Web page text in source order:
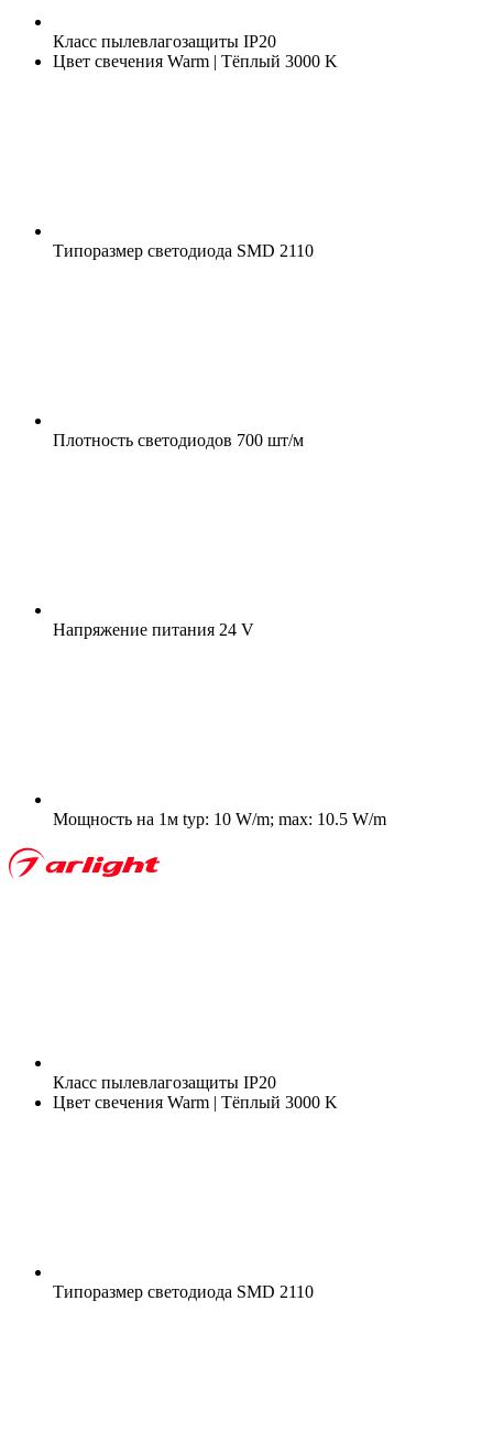
Класс пылевлагозащиты IP20
Цвет свечения Warm | Тёплый 3000 K
Типоразмер светодиода SMD 2110
Плотность светодиодов 700 шт/м
Напряжение питания 24 V
Мощность на 1м typ: 10 W/m; max: 10.5 W/m
Класс пылевлагозащиты IP20
Цвет свечения Warm | Тёплый 3000 K
Типоразмер светодиода SMD 2110